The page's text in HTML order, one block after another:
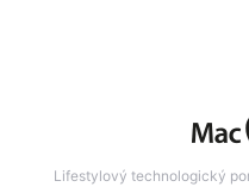
Lifestylový technologický